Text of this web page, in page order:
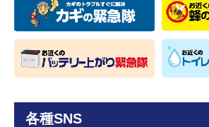
各種SNS